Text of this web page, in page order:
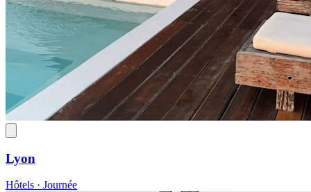
Lyon
Hôtels · Journée